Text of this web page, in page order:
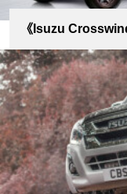
《Isuzu